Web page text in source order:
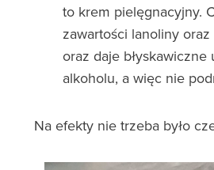
to krem pielęgnacyjny.
zawartości lanoliny
oraz daje
alkoholu, a więc nie
Na efekty nie trzeba było